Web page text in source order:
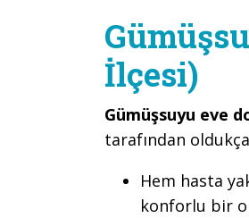
İlçesi)
Gümüşsuyu eve
tarafından
Hem hasta
konforlu bir